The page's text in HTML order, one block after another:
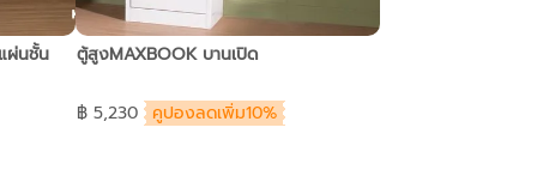
ผ่นชั้น ตู้สูงMAXBOOK บานเปิด
฿ 5,230 คูปองลดเพิ่ม10%